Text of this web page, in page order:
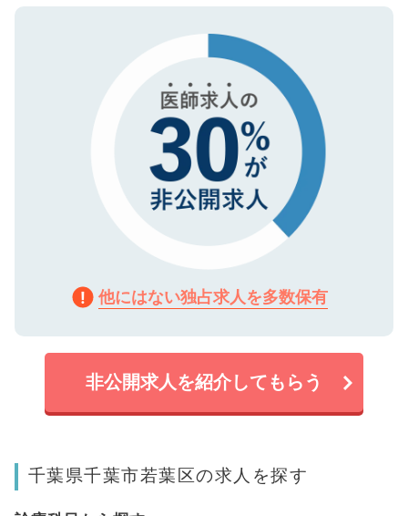
で、機密保持に関してもご安心ください。
ので、まずはご登録ください。
他にはない独占求人を多数保有
非公開求人を紹介してもらう
千葉県千葉市若葉区の求人を探す